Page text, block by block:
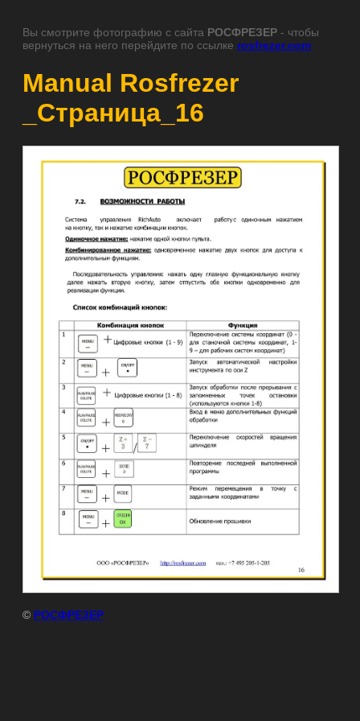
Вы смотрите фотографию с сайта РОСФРЕЗЕР - чтобы
вернуться на него перейдите по ссылке rosfrezer.com
Manual Rosfrezer
_Страница_16
© РОСФРЕЗЕР